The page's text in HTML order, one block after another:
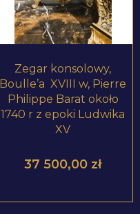
Zegar konsolowy,
Boulle’a XVIII w, Pierre
Philippe Barat około
1740 r z epoki Ludwika
XV
37 500,00 zł